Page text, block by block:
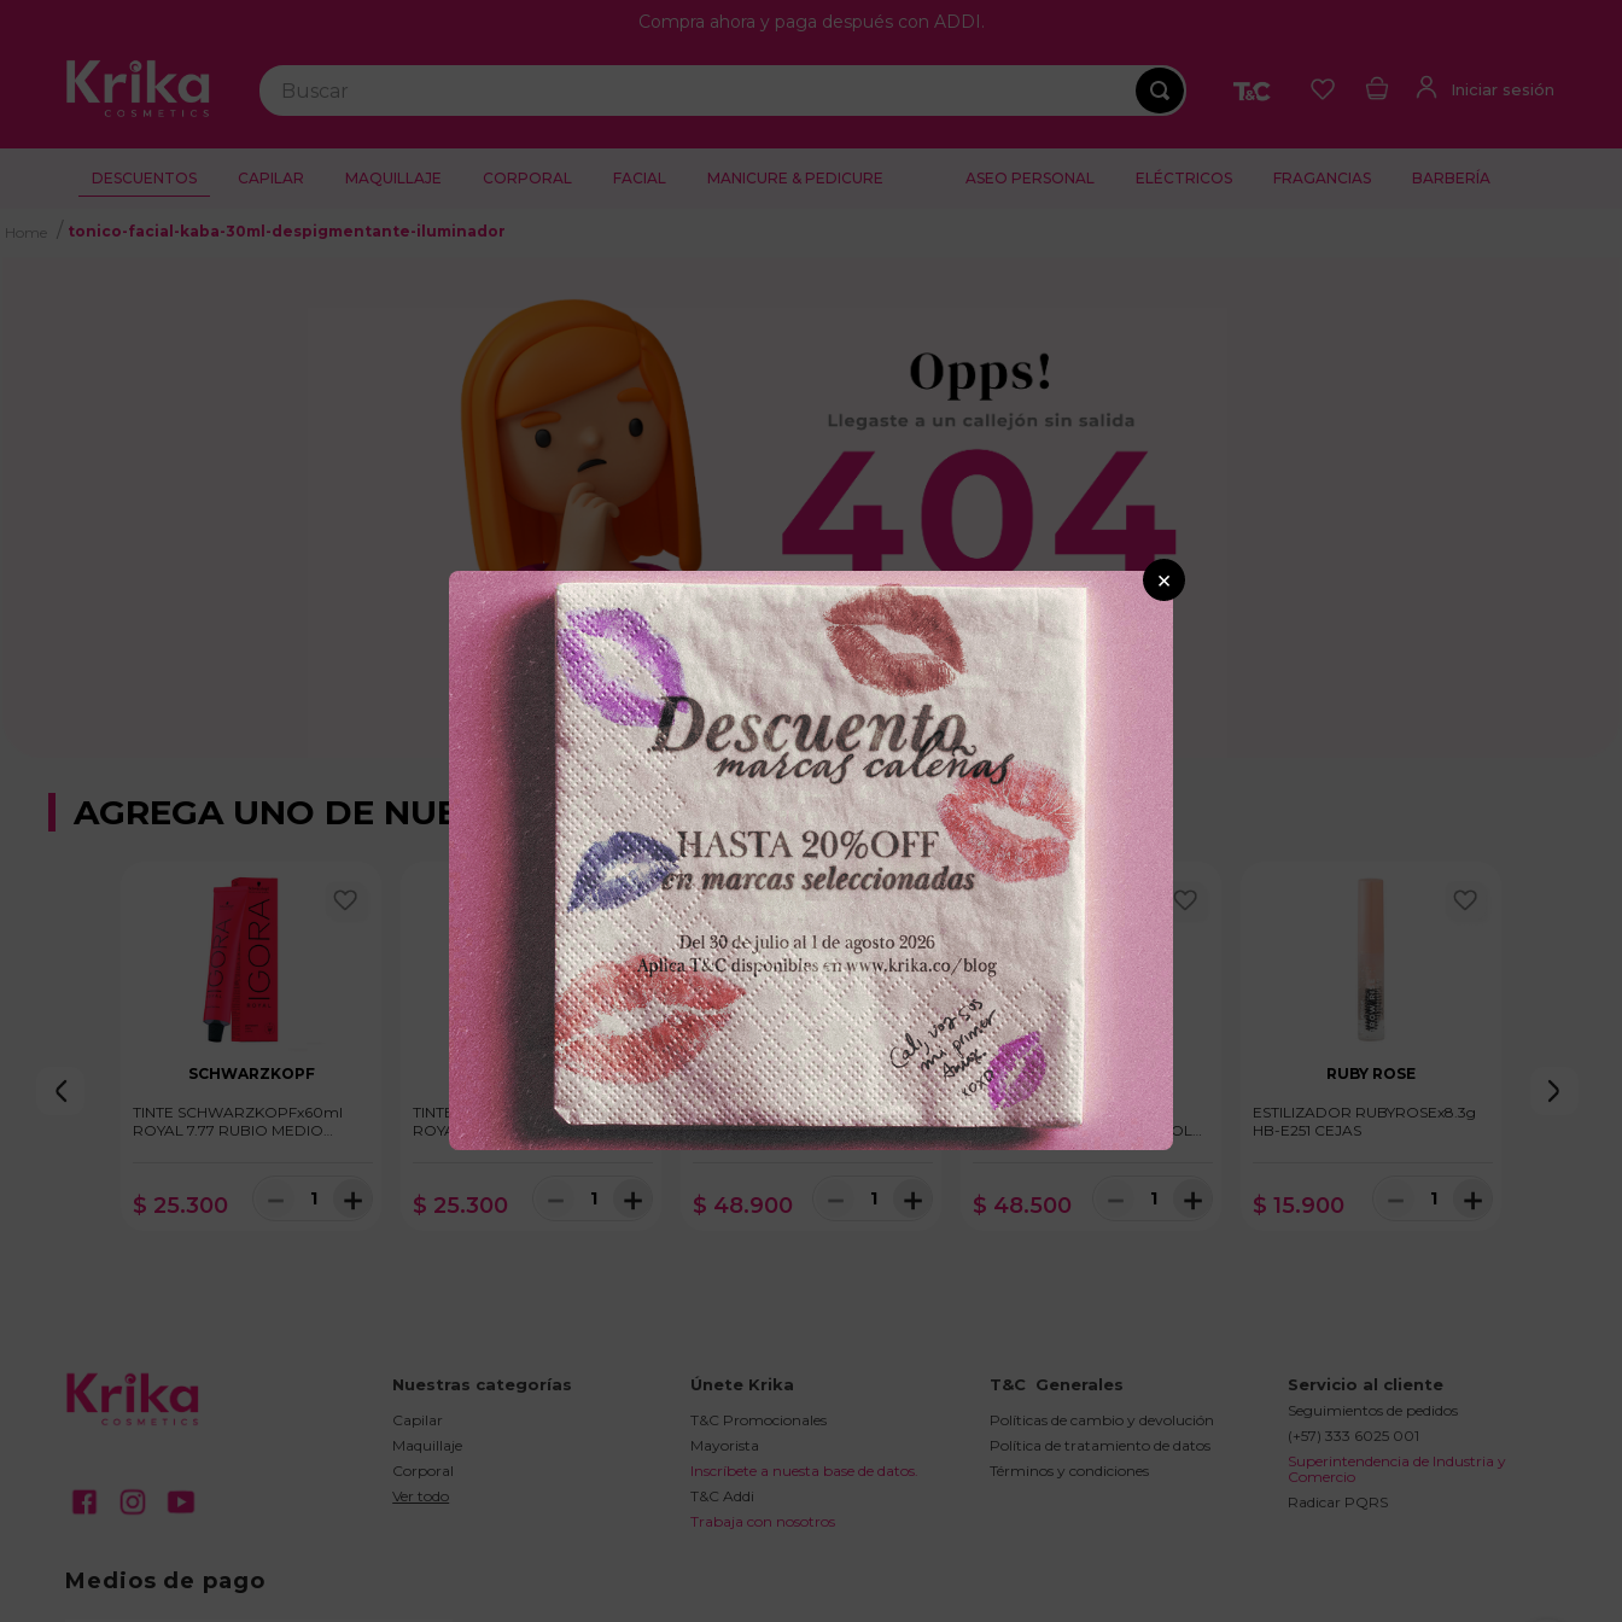
Compra ahora y paga después con ADDI.
Buscar
DESCUENTOS CAPILAR MAQUILLAJE CORPORAL FACIAL MANICURE & PEDICURE ASEO PERSONAL ELÉCTRICOS FRAGANCIAS BARBERÍA
tonico-facial-kaba-30ml-despigmentante-iluminador
AGREGA UNO DE NUESTROS PRODUCTOS
SCHWARZKOPF
TINTE SCHWARZKOPFx60ml
ROYAL 7.77 RUBIO MEDIO
$ 25.300 ＋
－
SCHWARZKOPF
TINTE SCHWARZKOPFx60ml
ROYAL 8.00 RUBIO CLARO
INTENSO
$ 25.300 ＋
－
LA POCION
SHAMPOO POCIONx450ml
CRECIMIENTO
$ 48.900 ＋
－
ESPECTANAS
TRATAMIENTO CEJAS
ESPECTANASx11ml OLEO ROLL
ON
$ 48.500 ＋
－
RUBY ROSE
ESTILIZADOR RUBYROSEx8.3g
HB-E251 CEJAS
$ 15.900 ＋
－
Nuestras categorías
Capilar
Maquillaje
Corporal
Ver todo
Únete Krika
T&C Promocionales
Mayorista
Inscríbete a nuesta base de datos.
T&C Addi
Trabaja con nosotros
T&C  Generales
Políticas de cambio y devolución
Política de tratamiento de datos
Términos y condiciones
Servicio al cliente
Seguimientos de pedidos
(+57) 333 6025 001
Superintendencia de Industria y
Comercio
Radicar PQRS
Medios de pago
×